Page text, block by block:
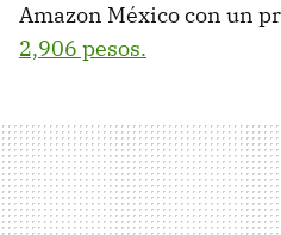
Amazon México con un
2,906 pesos.